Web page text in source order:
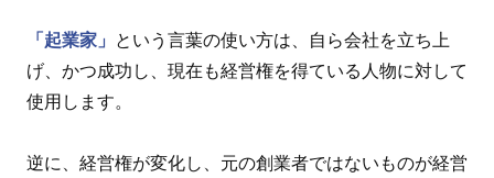
「起業家」
という言葉の使い方は、自ら会社を立ち上
げ、かつ成功し、現在も経営権を得ている人物に対して
使用します。
逆に、経営権が変化し、元の創業者ではないものが経営